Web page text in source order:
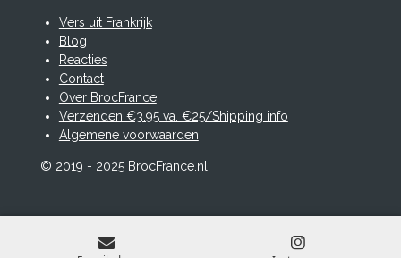
Vers uit Frankrijk
Blog
Reacties
Contact
Over BrocFrance
Verzenden €3.95 va. €25/Shipping info
Algemene voorwaarden
© 2019 - 2025 BrocFrance.nl